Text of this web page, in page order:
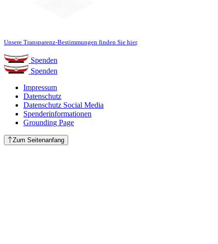
Unsere Transparenz-Bestimmungen finden Sie hier.
Spenden
Spenden
Impressum
Datenschutz
Datenschutz Social Media
Spenderinformationen
Grounding Page
Zum Seitenanfang